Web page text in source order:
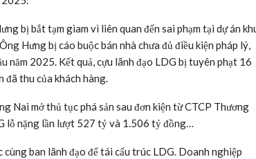
đó 2 chuỗi tăng trần 5 phiên liên tiếp. Tại lần giải
hoạt động kinh doanh vẫn diễn ra bình thường và
giao dịch cổ phiếu.
phiên từ ngày 4/7 đến 10/7, Công ty cho biết chuỗi